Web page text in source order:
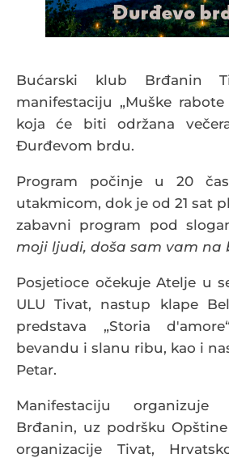
Bućarski klub Brđanin
manifestaciju „Muške
koja će biti održana
Đurđevom brdu.
Program počinje u 20
utakmicom, dok je od 21 sat
zabavni program pod
moji ljudi, doša sam vam na
Posjetioce očekuje Atelje u
ULU Tivat, nastup klape
predstava „Storia
bevandu i slanu ribu, kao i
Petar.
Manifestaciju
Brđanin, uz podršku
organizacije Tivat,